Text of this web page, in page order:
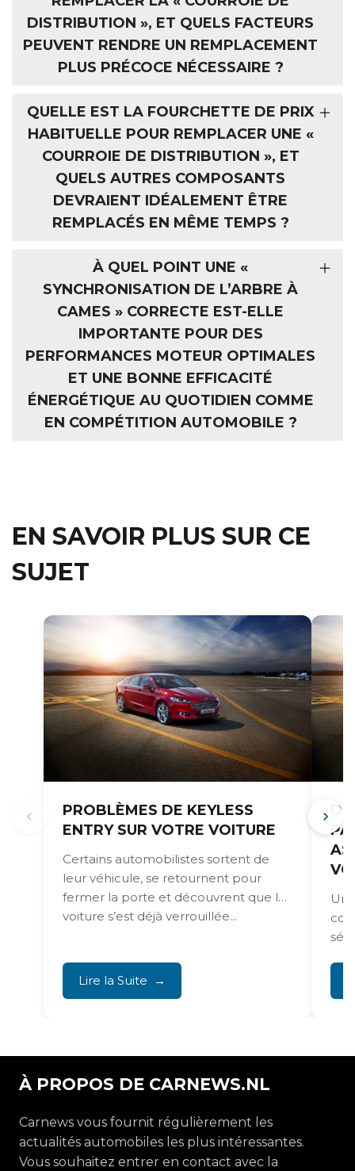
DISTRIBUTION », ET QUELS FACTEURS
PEUVENT RENDRE UN REMPLACEMENT
PLUS PRÉCOCE NÉCESSAIRE ?
QUELLE EST LA FOURCHETTE DE PRIX
HABITUELLE POUR REMPLACER UNE «
COURROIE DE DISTRIBUTION », ET
QUELS AUTRES COMPOSANTS
DEVRAIENT IDÉALEMENT ÊTRE
REMPLACÉS EN MÊME TEMPS ?
À QUEL POINT UNE «
SYNCHRONISATION DE L’ARBRE À
CAMES » CORRECTE EST-ELLE
IMPORTANTE POUR DES
PERFORMANCES MOTEUR OPTIMALES
ET UNE BONNE EFFICACITÉ
ÉNERGÉTIQUE AU QUOTIDIEN COMME
EN COMPÉTITION AUTOMOBILE ?
EN SAVOIR PLUS SUR CE
SUJET
PROBLÈMES DE KEYLESS
ENTRY SUR VOTRE VOITURE
Certains automobilistes sortent de
leur véhicule, se retournent pour
fermer la porte et découvrent que la
voiture s’est déjà verrouillée...
Lire la Suite
À PROPOS DE CARNEWS.NL
Carnews vous fournit régulièrement les
actualités automobiles les plus intéressantes.
Vous souhaitez entrer en contact avec la